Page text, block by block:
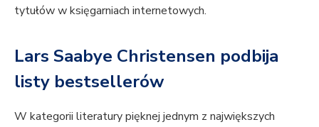
tytułów w księgarniach internetowych.
Lars Saabye Christensen podbija
listy bestsellerów
W kategorii literatury pięknej jednym z największych